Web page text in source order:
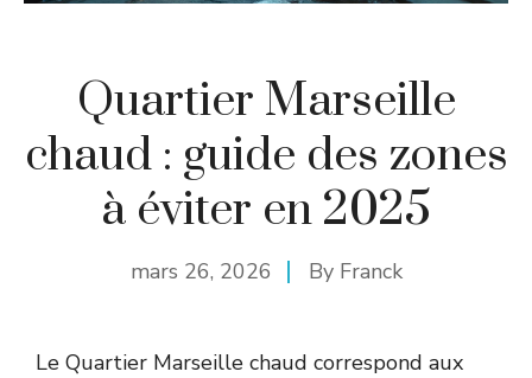
Quartier Marseille
chaud : guide des zones
à éviter en 2025
mars 26, 2026 By Franck
Le Quartier Marseille chaud correspond aux